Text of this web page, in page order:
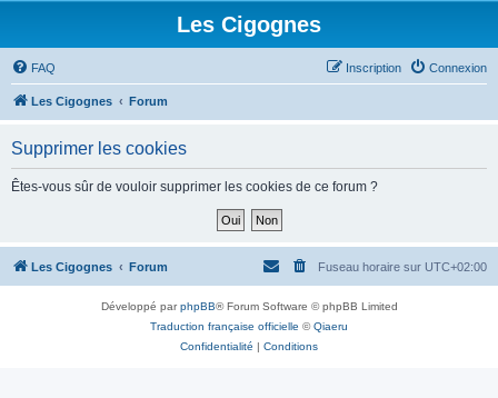
Les Cigognes
FAQ Connexion
Inscription
Les Cigognes Forum
Supprimer les cookies
Êtes-vous sûr de vouloir supprimer les cookies de ce forum ?
Les Cigognes Forum Fuseau horaire sur UTC+02:00
Développé parphpBB® Forum Software © phpBB Limited
Traduction française officielle ©Qiaeru
Confidentialité | Conditions